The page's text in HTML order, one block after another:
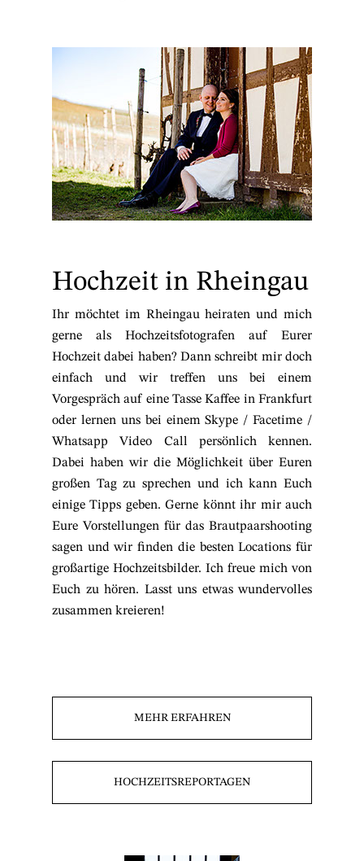
Hochzeit in Rheingau
Ihr möchtet im Rheingau heiraten und mich
gerne als Hochzeitsfotografen auf Eurer
Hochzeit dabei haben? Dann schreibt mir doch
einfach und wir treffen uns bei einem
Vorgespräch auf eine Tasse Kaffee in Frankfurt
oder lernen uns bei einem Skype / Facetime /
Whatsapp Video Call persönlich kennen.
Dabei haben wir die Möglichkeit über Euren
großen Tag zu sprechen und ich kann Euch
einige Tipps geben. Gerne könnt ihr mir auch
Eure Vorstellungen für das Brautpaarshooting
sagen und wir finden die besten Locations für
großartige Hochzeitsbilder. Ich freue mich von
Euch zu hören. Lasst uns etwas wundervolles
zusammen kreieren!
MEHR ERFAHREN
HOCHZEITSREPORTAGEN